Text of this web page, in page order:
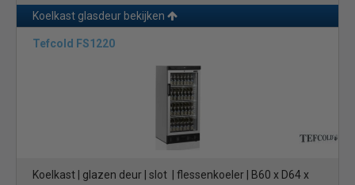
Koelkast glasdeur bekijken
Tefcold FS1220
Koelkast | glazen deur | slot | flessenkoeler | B60 x D64 x